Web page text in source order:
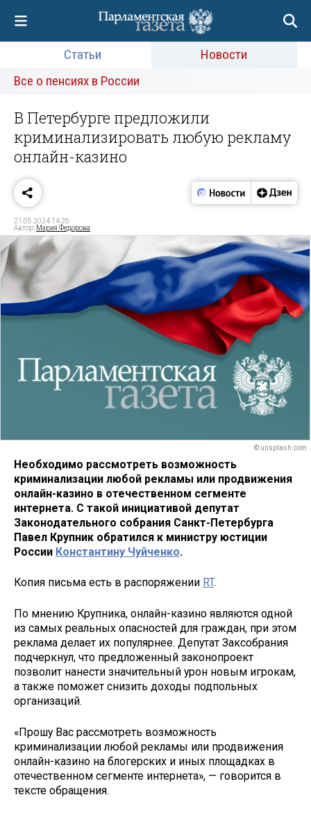
Статьи
Новости
Все о пенсиях в России
В Петербурге предложили
криминализировать любую рекламу
онлайн-казино
21.05.2024 14:26
Автор: Мария Федорова
© unsplash.com
Необходимо рассмотреть возможность
криминализации любой рекламы или продвижения
онлайн-казино в отечественном сегменте
интернета. С такой инициативой депутат
Законодательного собрания Санкт-Петербурга
Павел Крупник обратился к министру юстиции
России Константину Чуйченко.
Копия письма есть в распоряжении RT.
По мнению Крупника, онлайн-казино являются одной
из самых реальных опасностей для граждан, при этом
реклама делает их популярнее. Депутат Заксобрания
подчеркнул, что предложенный законопроект
позволит нанести значительный урон новым игрокам,
а также поможет снизить доходы подпольных
организаций.
«Прошу Вас рассмотреть возможность
криминализации любой рекламы или продвижения
онлайн-казино на блогерских и иных площадках в
отечественном сегменте интернета», — говорится в
тексте обращения.